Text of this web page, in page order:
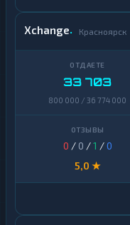
Xchange Красноярск
33 703
800 000 / 36 774 000
0 / 0 /1 /0
5,0 ★